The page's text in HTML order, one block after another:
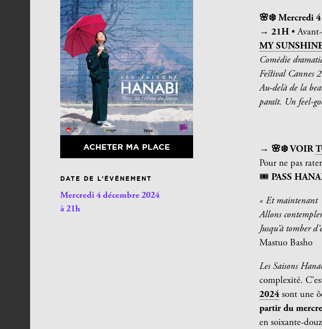
ACHETER MA PLACE
DATE DE L’ÉVÉNEMENT
Mercredi 4 décembre 2024
à 21h
🌸❄️ Mercredi
→ 21H •
MY
Comédie
Festival Cannes
Au-delà de la
paraît. Un feel-
→ 🌸❄️ VOIR
Pour ne pas
🎟️PASS
« Et maintenant
Allons
Jusqu’à tomber
Mastuo Basho
Les Saisons
complexité.
2024 sont une
partir du
en soixante-